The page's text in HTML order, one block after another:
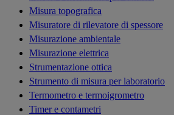
Misura topografica
Misuratore di rilevatore di spessore
Misurazione ambientale
Misurazione elettrica
Strumentazione ottica
Strumento di misura per laboratorio
Termometro e termoigrometro
Timer e contametri